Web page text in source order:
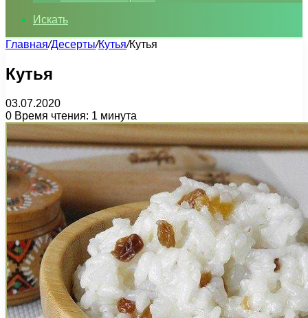
Искать
Главная/Десерты/Кутья/Кутья
Кутья
03.07.2020
0 Время чтения: 1 минута